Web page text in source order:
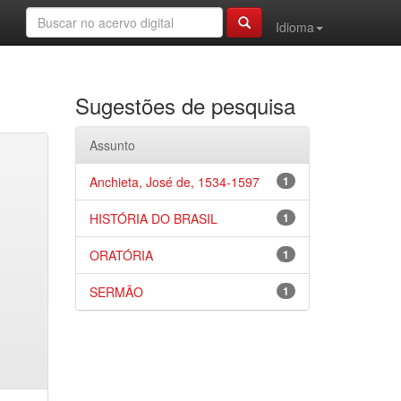
Idioma
Sugestões de pesquisa
Assunto
1
Anchieta, José de, 1534-1597
1
HISTÓRIA DO BRASIL
1
ORATÓRIA
1
SERMÃO